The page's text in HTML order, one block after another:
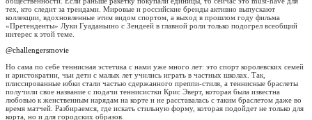
тех, кто следит за трендами. Мировые и российские бренды активно выпускают
коллекции, вдохновленные этим видом спортом, а выход в прошлом году фильма
«Претенденты» Луки Гуаданьино с Зендеей в главной роли только подогрел всеобщий
интерес к этой теме.
@challengersmovie
Но сама по себе теннисная эстетика с нами уже много лет: это спорт королевских семей
и аристократии, чьи дети с малых лет учились играть в частных школах. Так,
плиссированные юбки стали частью сдержанного преппи-стиля, а теннисные браслеты
получили свое название с подачи теннисистки Крис Эверт, которая была известна
любовью к женственным нарядам на корте и не расставалась с таким браслетом даже во
время матчей. Разбираемся, где искать стильную форму, которая подойдет не только для
корта, но и для городских образов.